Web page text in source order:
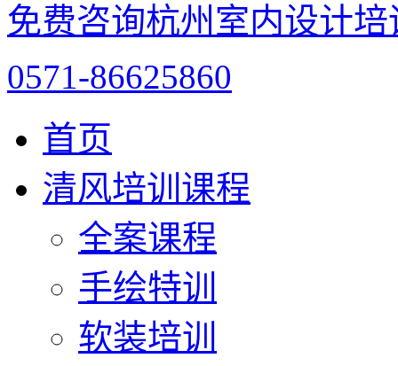
免费咨询杭州室内设计
0571-86625860
首页
清风培训课程
全案课程
手绘特训
软装培训